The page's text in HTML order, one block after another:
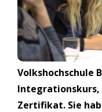
Volkshochschule
Integrationskurs,
Zertifikat. Sie